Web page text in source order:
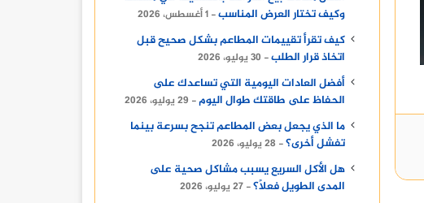
وكيف تختار العرض المناسب
1 أغسطس، 2026
كيف تقرأ تقييمات المطاعم بشكل صحيح قبل
اتخاذ قرار الطلب
30 يوليو، 2026
أفضل العادات اليومية التي تساعدك على
الحفاظ على طاقتك طوال اليوم
29 يوليو، 2026
ما الذي يجعل بعض المطاعم تنجح بسرعة بينما
تفشل أخرى؟
28 يوليو، 2026
هل الأكل السريع يسبب مشاكل صحية على
المدى الطويل فعلًا؟
27 يوليو، 2026